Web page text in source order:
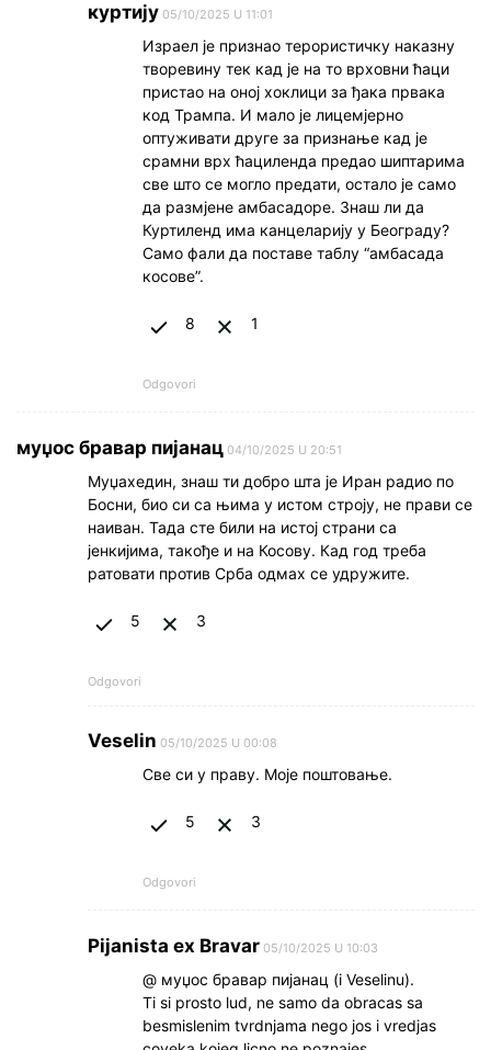
куртију 05/10/2025 U 11:01
Израел је признао терористичку наказну
творевину тек кад је на то врховни ћаци
пристао на оној хоклици за ђака првака
код Трампа. И мало је лицемјерно
оптуживати друге за признање кад је
срамни врх ћациленда предао шиптарима
све што се могло предати, остало је само
да размјене амбасадоре. Знаш ли да
Куртиленд има канцеларију у Београду?
Само фали да поставе таблу “амбасада
косове”.
8 1
Odgovori
муџос бравар пијанац 04/10/2025 U 20:51
Муџахедин, знаш ти добро шта је Иран радио по
Босни, био си са њима у истом строју, не прави се
наиван. Тада сте били на истој страни са
јенкијима, такође и на Косову. Кад год треба
ратовати против Срба одмах се удружите.
5 3
Odgovori
Veselin 05/10/2025 U 00:08
Све си у праву. Моје поштовање.
5 3
Odgovori
Pijanista ex Bravar 05/10/2025 U 10:03
@ муџос бравар пијанац (i Veselinu).
Ti si prosto lud, ne samo da obracas sa
besmislenim tvrdnjama nego jos i vredjas